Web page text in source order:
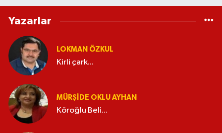
Yazarlar
LOKMAN ÖZKUL
Kirli çark...
MÜRŞIDE OKLU AYHAN
Köroğlu Beli...